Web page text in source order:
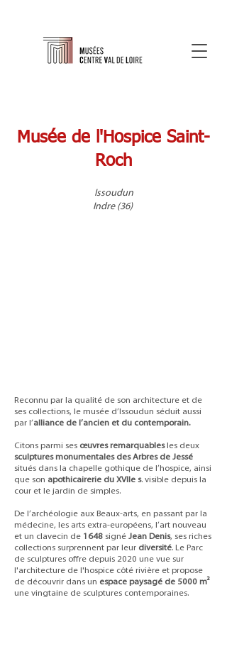
Musée de l'Hospice Saint-
Roch
Issoudun
Indre (36)
Reconnu par la qualité de son architecture et de
ses collections, le musée d’Issoudun séduit aussi
par l’alliance de l’ancien et du contemporain.
Citons parmi ses œuvres remarquablesles deux
sculptures monumentales des Arbres de Jessé
situés dans la chapelle gothique de l’hospice, ainsi
que son apothicairerie du XVIIe s. visible depuis la
cour et le jardin de simples.
De l’archéologie aux Beaux-arts, en passant par la
médecine, les arts extra-européens, l’art nouveau
et un clavecin de 1648 signé Jean Denis, ses riches
collections surprennent par leur diversité. Le Parc
de sculptures offre depuis 2020 une vue sur
l'architecture de l'hospice côté rivière et propose
de découvrir dans un espace paysagé de 5000 m²
une vingtaine de sculptures contemporaines.